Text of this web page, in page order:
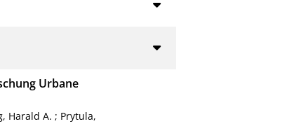
100
Urbane
Harald A. ; Prytula,